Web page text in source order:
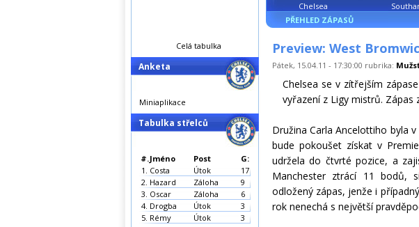
Chelsea
PŘEHLED ZÁPASŮ
Preview: West
Pátek, 15.04.11 - 17:30:00 rubrika:
Chelsea se v zítřejším
vyřazení z Ligy mistrů. Zápas
Družina Carla Ancelottiho byla
bude pokoušet získat v
udržela do čtvrté pozice, a
Manchester ztrácí 11 bodů,
odložený zápas, jenže i
rok nenechá s největší
Celá tabulka
Anketa
Miniaplikace
Tabulka střelců
#.Jméno Post
G:
1. Costa Útok
17
2. Hazard Záloha
9
3. Oscar Záloha
6
4. Drogba Útok
3
5. Rémy Útok 3